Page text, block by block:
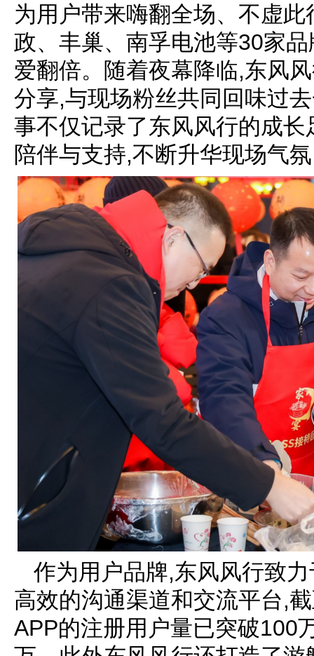
为用户带来嗨翻全场、不虚
政、丰巢、南孚电池等30家
爱翻倍。随着夜幕降临,东风
分享,与现场粉丝共同回味过
事不仅记录了东风风行的成
陪伴与支持,不断升华现场气
作为用户品牌,东风风行致
高效的沟通渠道和交流平台,
APP的注册用户量已突破100